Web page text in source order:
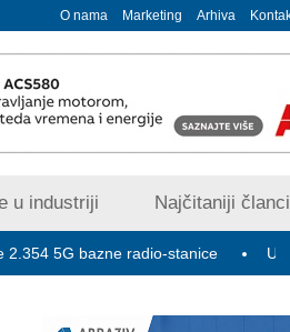
O nama Marketing Arhiva
u industriji Najčitaniji članci
bazne radio-stanice U susret